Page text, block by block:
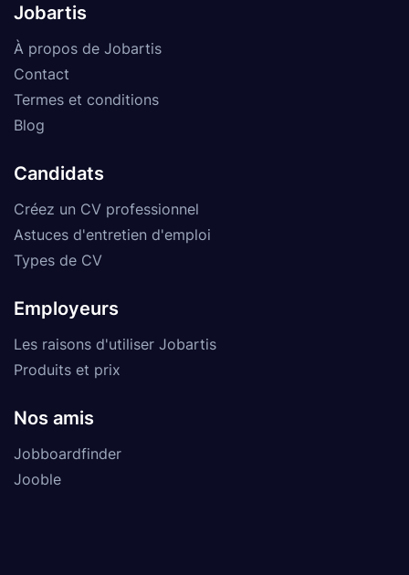
Jobartis
À propos de Jobartis
Contact
Termes et conditions
Blog
Candidats
Créez un CV professionnel
Astuces d'entretien d'emploi
Types de CV
Employeurs
Les raisons d'utiliser Jobartis
Produits et prix
Nos amis
Jobboardfinder
Jooble